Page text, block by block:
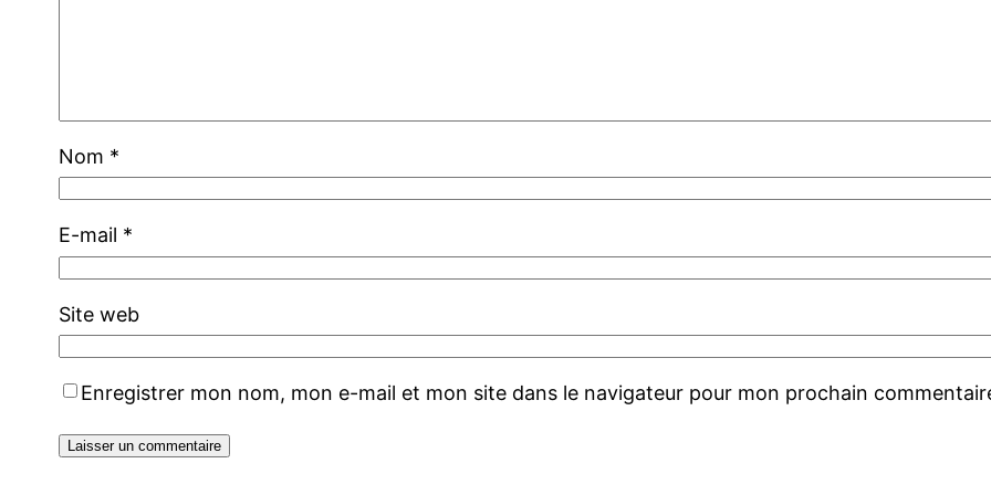
Nom *
E-mail *
Site web
Enregistrer mon nom, mon e-mail et mon site dans le navigateur pour mon prochain